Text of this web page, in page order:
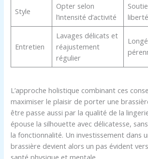
Style
Opter selon
l’intensité d’activité
Entretien
Lavages délicats et
réajustement
régulier
L’approche holistique combinant ces
maximiser le plaisir de porter une
être passe aussi par la qualité de la
épouse la silhouette avec délicatesse,
la fonctionnalité. Un investissement dans
brassière devient alors un pas évident